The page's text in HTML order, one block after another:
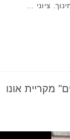
ציוני …
מקריית אונו